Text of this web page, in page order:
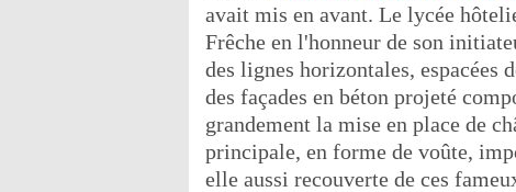
avait mis en avant. Le lycée
Frêche en l'honneur de son
des lignes horizontales, espacées
des façades en béton projeté
grandement la mise en place de
principale, en forme de voûte,
elle aussi recouverte de ces